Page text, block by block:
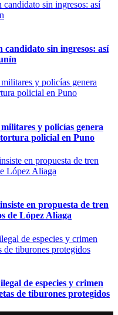
sin ingresos: así
y policías genera
policial en Puno
en propuesta de tren
de López Aliaga
de especies y crimen
de tiburones protegidos